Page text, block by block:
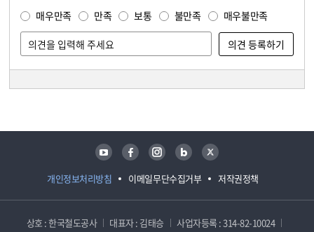
매우만족 만족 보통 불만족 매우불만족
개인정보처리방침 이메일무단수집거부 저작권정책
유튜브 페이스북 인스타그램 블로그 트위터
상호 : 한국철도공사 대표자 : 김태승
사업자등록 : 314-82-10024